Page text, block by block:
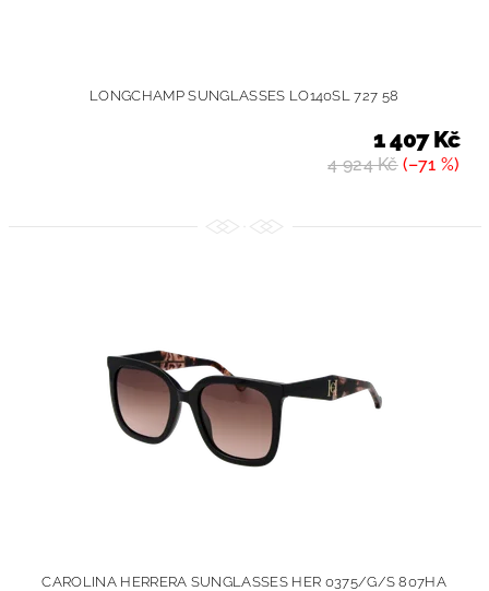
LONGCHAMP SUNGLASSES LO140SL 727 58
4 924 Kč(–71 %)
1 407 Kč
CAROLINA HERRERA SUNGLASSES HER 0375/G/S 807HA